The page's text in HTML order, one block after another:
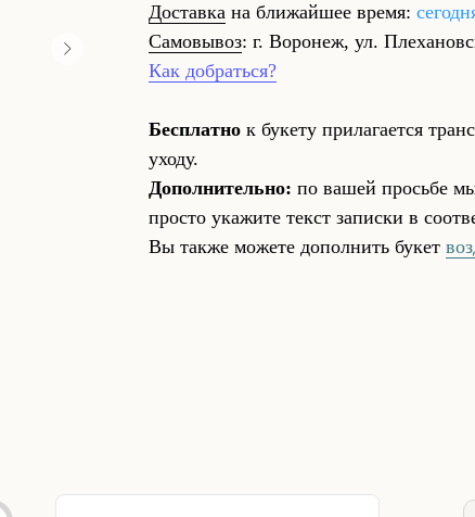
Доставка на ближайшее время:
Самовывоз: г. Воронеж, ул.
Как добраться?
Бесплатно к букету прилагается
уходу.
Дополнительно: по вашей просьбе
просто укажите текст записки в
Вы также можете дополнить букет